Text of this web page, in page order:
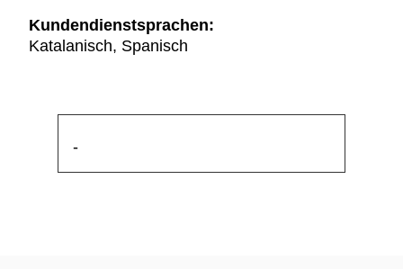
Kundendienstsprachen:
Katalanisch, Spanisch
-